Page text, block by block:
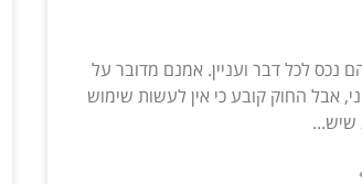
נכס לכל דבר ועניין. אמנם מדובר על
אבל החוק קובע כי אין לעשות שימוש
שיש...